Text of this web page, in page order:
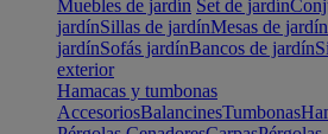
Muebles de jardín Set de jardín
jardínSillas de jardínMesas de jardín
jardínSofás jardínBancos de jardín
exterior
Hamacas y tumbonas
AccesoriosBalancinesTumbonas